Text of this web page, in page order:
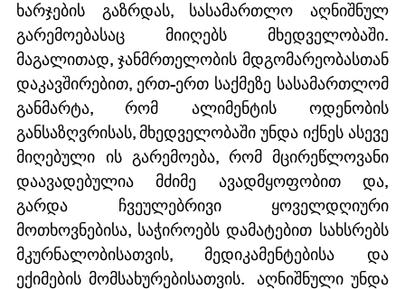
ხარჯების გაზრდას, სასამართლო აღნიშნულ
გარემოებასაც მიიღებს მხედველობაში.
მაგალითად, ჯანმრთელობის მდგომარეობასთან
დაკავშირებით, ერთ-ერთ საქმეზე სასამართლომ
განმარტა, რომ ალიმენტის ოდენობის
განსაზღვრისას, მხედველობაში უნდა იქნეს ასევე
მიღებული ის გარემოება, რომ მცირეწლოვანი
დაავადებულია მძიმე ავადმყოფობით და,
გარდა ჩვეულებრივი ყოველდღიური
მოთხოვნებისა, საჭიროებს დამატებით სახსრებს
მკურნალობისათვის, მედიკამენტებისა და
ექიმების მომსახურებისათვის.  აღნიშნული უნდა